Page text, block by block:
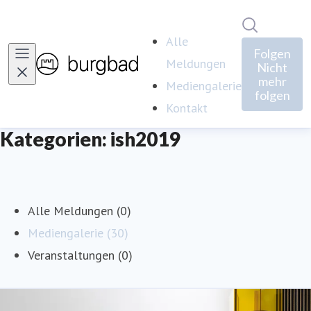
Alle
Meldungen
Mediengalerie
Kontakt
Folgen
Nicht
mehr
folgen
Kategorien: ish2019
Alle Meldungen (0)
Mediengalerie (30)
Veranstaltungen (0)